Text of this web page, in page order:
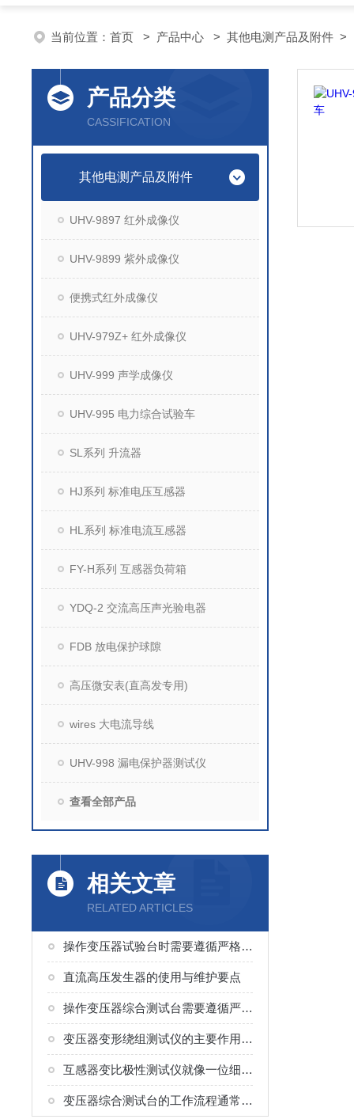
当前位置： 首页 > 产品中心 > 其他电测产品及附件 >
产品分类
CASSIFICATION
其他电测产品及附件
UHV-9897 红外成像仪
UHV-9899 紫外成像仪
便携式红外成像仪
UHV-979Z+ 红外成像仪
UHV-999 声学成像仪
UHV-995 电力综合试验车
SL系列 升流器
HJ系列 标准电压互感器
HL系列 标准电流互感器
FY-H系列 互感器负荷箱
YDQ-2 交流高压声光验电器
FDB 放电保护球隙
高压微安表(直高发专用)
wires 大电流导线
UHV-998 漏电保护器测试仪
查看全部产品
相关文章
RELATED ARTICLES
操作变压器试验台时需要遵循严格的安全规程
直流高压发生器的使用与维护要点
操作变压器综合测试台需要遵循严格的安全规程
变压器变形绕组测试仪的主要作用与价值
互感器变比极性测试仪就像一位细致的“校对员”
变压器综合测试台的工作流程通常分为以下几个环节